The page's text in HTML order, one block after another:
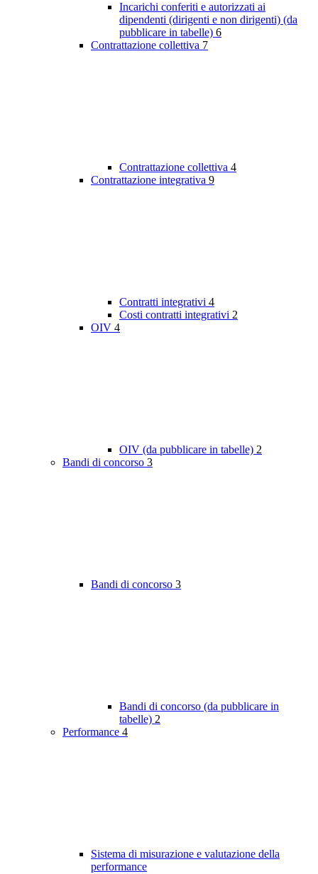
Incarichi conferiti e autorizzati ai
dipendenti (dirigenti e non dirigenti) (da
pubblicare in tabelle) 6
Contrattazione collettiva 7
Contrattazione collettiva 4
Contrattazione integrativa 9
Contratti integrativi 4
Costi contratti integrativi 2
OIV 4
OIV (da pubblicare in tabelle) 2
Bandi di concorso 3
Bandi di concorso 3
Bandi di concorso (da pubblicare in
tabelle) 2
Performance 4
Sistema di misurazione e valutazione della
performance